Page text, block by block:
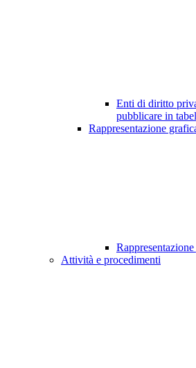
Enti di diritto
pubblicare in
Rappresentazione
Attività e procedimenti